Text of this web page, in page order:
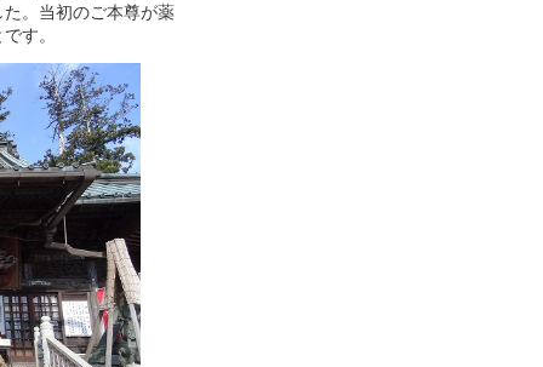
。当初のご本尊が薬
す。